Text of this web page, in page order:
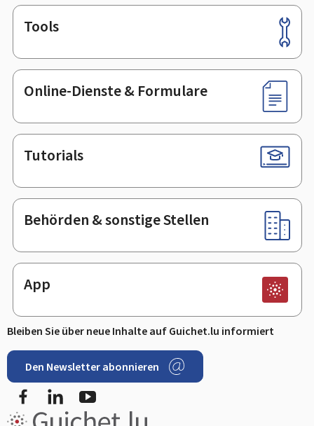
Footer
Tools
Online-Dienste & Formulare
Tutorials
Behörden & sonstige Stellen
App
Bleiben Sie über neue Inhalte auf Guichet.lu informiert
Den Newsletter abonnieren
FacebookLinkedIn